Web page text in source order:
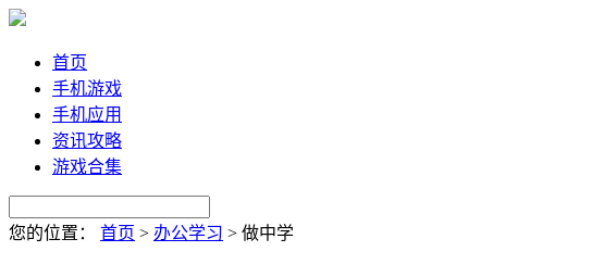
首页
手机游戏
手机应用
资讯攻略
游戏合集
您的位置： 首页 > 办公学习 > 做中学